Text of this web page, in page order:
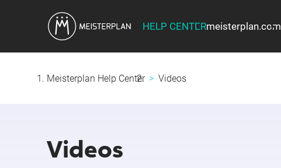
HELP CENTERmeisterplan.com
Meisterplan Help Center Videos
Videos